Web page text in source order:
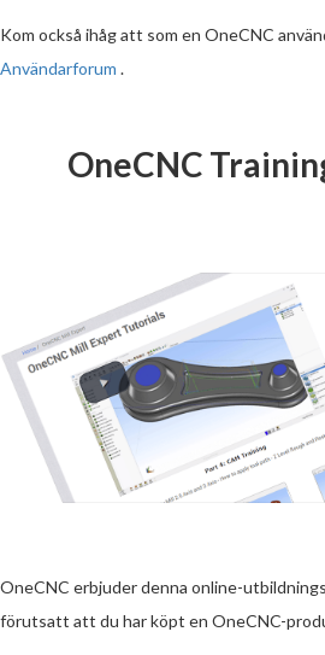
Kom också ihåg att som en OneCNC
Användarforum .
OneCNC
OneCNC erbjuder denna online-
förutsatt att du har köpt en OneCNC-